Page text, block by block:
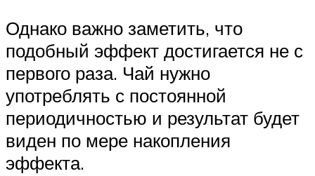
Однако важно заметить, что
подобный эффект достигается не с
первого раза. Чай нужно
употреблять с постоянной
периодичностью и результат будет
виден по мере накопления
эффекта.